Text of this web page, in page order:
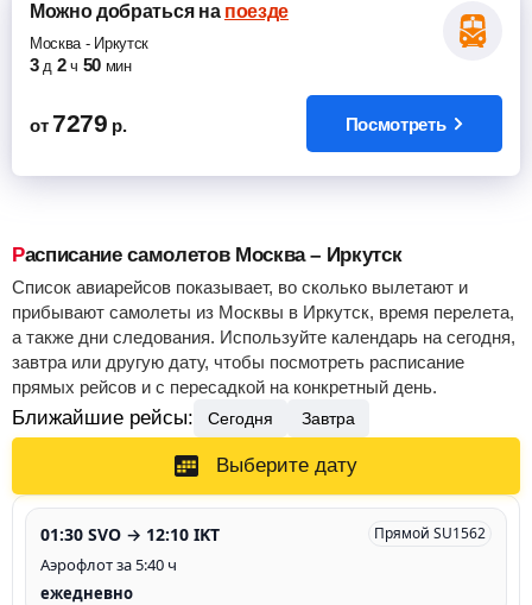
Можно добратьсяна поезде
Москва- Иркутск
3 д 2 ч 50 мин
от 7279 р. Посмотреть
Расписание самолетов Москва – Иркутск
Список авиарейсов показывает, во сколько вылетают и
прибывают самолеты из Москвы в Иркутск, время перелета,
а также дни следования. Используйте календарь на сегодня,
завтра или другую дату, чтобы посмотреть расписание
прямых рейсов и с пересадкой на конкретный день.
Ближайшие рейсы: Сегодня Завтра
Выберите дату
01:30 SVO → 12:10 IKT Прямой SU1562
Аэрофлот за 5:40 ч
ежедневно